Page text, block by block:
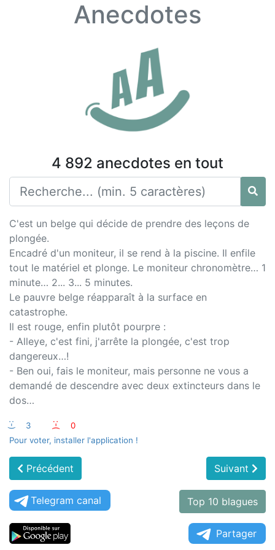
Anecdotes
4 892 anecdotes en tout
C'est un belge qui décide de prendre des leçons de
plongée.
Encadré d'un moniteur, il se rend à la piscine. Il enfile
tout le matériel et plonge. Le moniteur chronomètre… 1
minute… 2... 3... 5 minutes.
Le pauvre belge réapparaît à la surface en
catastrophe.
Il est rouge, enfin plutôt pourpre :
- Alleye, c'est fini, j'arrête la plongée, c'est trop
dangereux…!
- Ben oui, fais le moniteur, mais personne ne vous a
demandé de descendre avec deux extincteurs dans le
dos…
:-) 3 :-(
0
Pour voter, installer l'application !
Précédent Suivant
Telegram canal Top 10 blagues
Partager